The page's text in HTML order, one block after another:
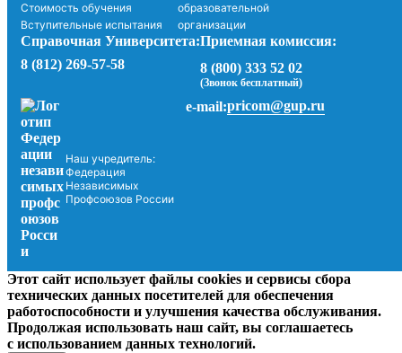
Стоимость обучения
Вступительные испытания
образовательной
организации
Справочная Университета:
8 (812) 269-57-58
Приемная комиссия:
8 (800) 333 52 02
(Звонок бесплатный)
Наш учредитель:
Федерация
Независимых
Профсоюзов России
e-mail:pricom@gup.ru
Этот сайт использует файлы cookies и сервисы сбора
технических данных посетителей для обеспечения
работоспособности и улучшения качества обслуживания.
Продолжая использовать наш сайт, вы соглашаетесь
с использованием данных технологий.